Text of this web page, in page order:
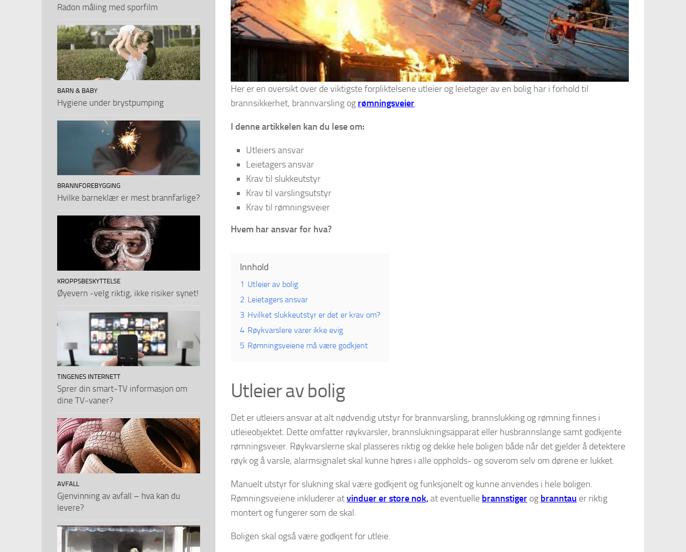
Her er en oversikt over de viktigste forpliktelsene utleier og leietager av en bolig har i forhold til
brannsikkerhet, brannvarsling og rømningsveier.
I denne artikkelen kan du lese om:
Utleiers ansvar
Leietagers ansvar
Krav til slukkeutstyr
Krav til varslingsutstyr
Krav til rømningsveier
Hvem har ansvar for hva?
Innhold
1 Utleier av bolig
2 Leietagers ansvar
3 Hvilket slukkeutstyr er det er krav om?
4 Røykvarslere varer ikke evig
5 Rømningsveiene må være godkjent
Utleier av bolig
Det er utleiers ansvar at alt nødvendig utstyr for brannvarsling, brannslukking og rømning finnes i
utleieobjektet. Dette omfatter røykvarsler, brannslukningsapparat eller husbrannslange samt godkjente
rømningsveier. Røykvarslerne skal plasseres riktig og dekke hele boligen både når det gjelder å detektere
røyk og å varsle, alarmsignalet skal kunne høres i alle oppholds- og soverom selv om dørene er lukket.
Manuelt utstyr for slukning skal være godkjent og funksjonelt og kunne anvendes i hele boligen.
Rømningsveiene inkluderer atvinduer er store nok,at eventuelle brannstiger og branntau er riktig
montert og fungerer som de skal.
Boligen skal også være godkjent for utleie.
Radon måling med sporfilm
BARN & BABY
Hygiene under brystpumping
BRANNFOREBYGGING
Hvilke barneklær er mest brannfarlige?
KROPPSBESKYTTELSE
Øyevern -velg riktig, ikke risiker synet!
TINGENES INTERNETT
Sprer din smart-TV informasjon om
dine TV-vaner?
AVFALL
Gjenvinning av avfall – hva kan du
levere?